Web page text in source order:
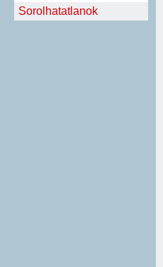
Sorolhatatlanok